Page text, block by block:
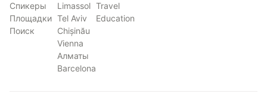
Спикеры
Площадки
Поиск
Limassol
Tel Aviv
Chișinău
Vienna
Алматы
Barcelona
Travel
Education